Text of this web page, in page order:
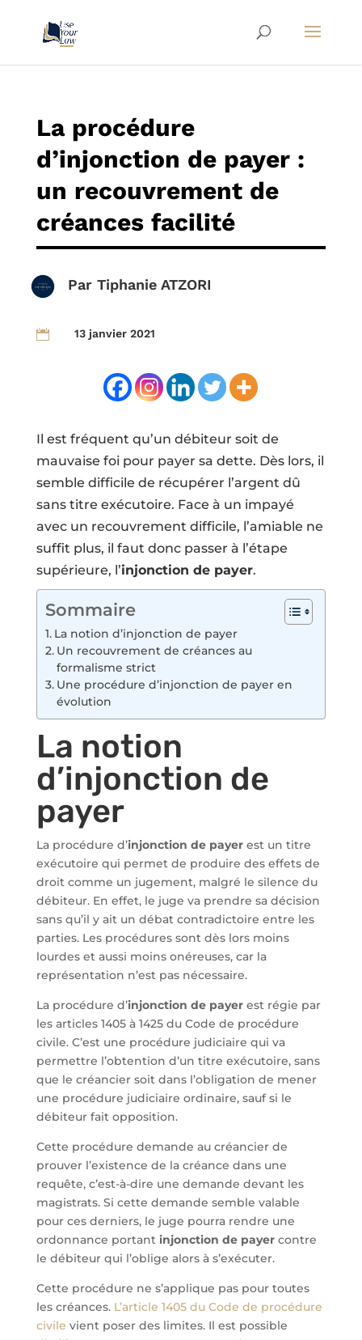
La procédure
d’injonction de payer :
un recouvrement de
créances facilité
Par Tiphanie ATZORI
 13 janvier 2021
Il est fréquent qu’un débiteur soit de
mauvaise foi pour payer sa dette. Dès lors, il
semble difficile de récupérer l’argent dû
sans titre exécutoire. Face à un impayé
avec un recouvrement difficile, l’amiable ne
suffit plus, il faut donc passer à l’étape
supérieure, l’injonction de payer.
Sommaire
La notion d’injonction de payer
Un recouvrement de créances au
formalisme strict
Une procédure d’injonction de payer en
évolution
La notion
d’injonction de
payer
La procédure d’injonction de payerest un titre
exécutoire qui permet de produire des effets de
droit comme un jugement, malgré le silence du
débiteur. En effet, le juge va prendre sa décision
sans qu’il y ait un débat contradictoire entre les
parties. Les procédures sont dès lors moins
lourdes et aussi moins onéreuses, car la
représentation n’est pas nécessaire.
La procédure d’injonction de payerest régie par
les articles 1405 à 1425 du Code de procédure
civile. C’est une procédure judiciaire qui va
permettre l’obtention d’un titre exécutoire, sans
que le créancier soit dans l’obligation de mener
une procédure judiciaire ordinaire, sauf si le
débiteur fait opposition.
Cette procédure demande au créancier de
prouver l’existence de la créance dans une
requête, c’est-à-dire une demande devant les
magistrats. Si cette demande semble valable
pour ces derniers, le juge pourra rendre une
ordonnance portant injonction de payercontre
le débiteur qui l’oblige alors à s’exécuter.
Cette procédure ne s’applique pas pour toutes
les créances. L’article 1405 du Code de procédure
civile vient poser des limites. Il est possible